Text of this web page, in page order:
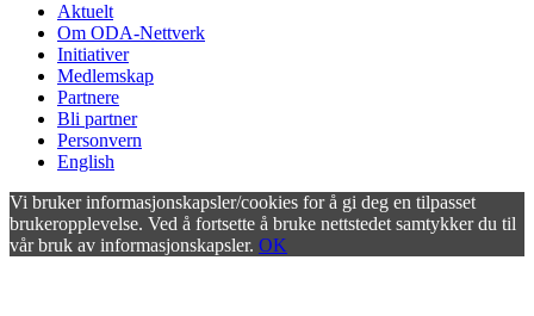
Aktuelt
Om ODA-Nettverk
Initiativer
Medlemskap
Partnere
Bli partner
Personvern
English
Vi bruker informasjonskapsler/cookies for å gi deg en tilpasset
brukeropplevelse. Ved å fortsette å bruke nettstedet samtykker du til
vår bruk av informasjonskapsler. OK